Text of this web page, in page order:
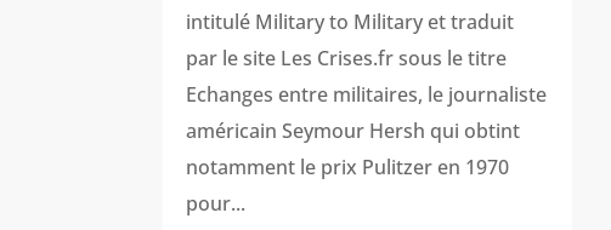
intitulé Military to Military et traduit
par le site Les Crises.fr sous le titre
Echanges entre militaires, le journaliste
américain Seymour Hersh qui obtint
notamment le prix Pulitzer en 1970
pour...